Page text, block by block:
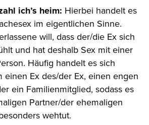
ich’s heim: Hierbei handelt es
im eigentlichen Sinne.
will, dass der/die Ex sich
und hat deshalb Sex mit einer
Häufig handelt es sich
einen Ex des/der Ex, einen engen
ein Familienmitglied, sodass es
Partner/der ehemaligen
wehtut.